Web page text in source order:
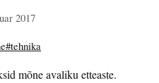
2017
#tehnika
mõne avaliku etteaste.